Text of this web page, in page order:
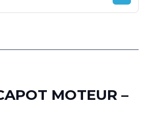
MOTEUR –